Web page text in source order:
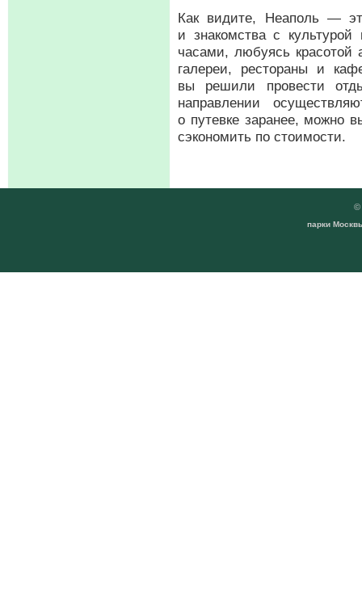
Как видите, Неаполь —
и знакомства с
часами, любуясь красотой
галереи, рестораны и
вы решили провести
направлении
о путевке заранее, можно
сэкономить по стоимости.
©
парки